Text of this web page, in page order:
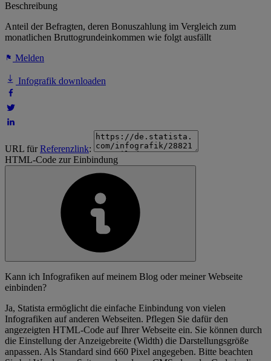
Beschreibung
Anteil der Befragten, deren Bonuszahlung im Vergleich zum
monatlichen Bruttogrundeinkommen wie folgt ausfällt
Melden
Infografik downloaden
URL fürReferenzlink:
HTML-Code zur Einbindung
Kann ich Infografiken auf meinem Blog oder meiner Webseite
einbinden?
Ja, Statista ermöglicht die einfache Einbindung von vielen
Infografiken auf anderen Webseiten. Pflegen Sie dafür den
angezeigten HTML-Code auf Ihrer Webseite ein. Sie können durch
die Einstellung der Anzeigebreite (Width) die Darstellungsgröße
anpassen. Als Standard sind 660 Pixel angegeben. Bitte beachten